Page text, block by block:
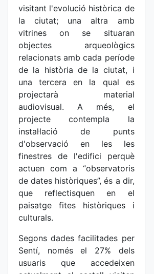
visitant l'evolució històrica de
la ciutat; una altra amb
vitrines on se situaran
objectes arqueològics
relacionats amb cada període
de la història de la ciutat, i
una tercera en la qual es
projectarà material
audiovisual. A més, el
projecte contempla la
instal·lació de punts
d'observació en les les
finestres de l'edifici perquè
actuen com a “observatoris
de dates històriques”, és a dir,
que reflectisquen en el
paisatge fites històriques i
culturals.
Segons dades facilitades per
Sentí, només el 27% dels
usuaris que accedeixen